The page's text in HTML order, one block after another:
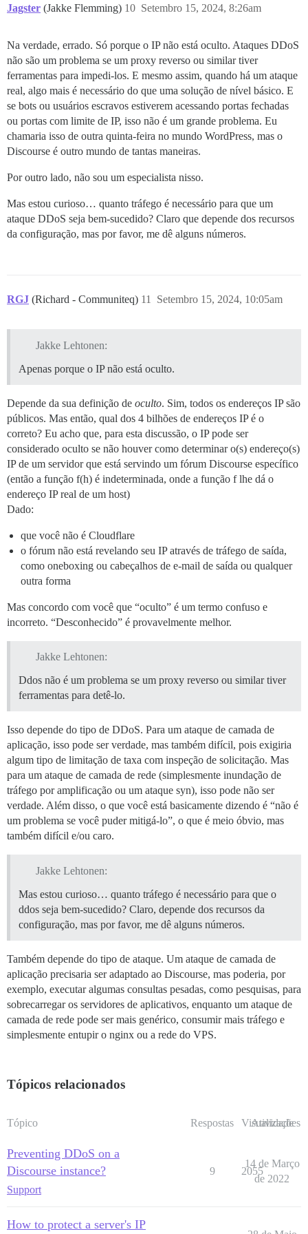
Jagster (Jakke Flemming) Setembro 15, 2024, 8:26am
10
Na verdade, errado. Só porque o IP não está oculto. Ataques DDoS
não são um problema se um proxy reverso ou similar tiver
ferramentas para impedi-los. E mesmo assim, quando há um ataque
real, algo mais é necessário do que uma solução de nível básico. E
se bots ou usuários escravos estiverem acessando portas fechadas
ou portas com limite de IP, isso não é um grande problema. Eu
chamaria isso de outra quinta-feira no mundo WordPress, mas o
Discourse é outro mundo de tantas maneiras.
Por outro lado, não sou um especialista nisso.
Mas estou curioso… quanto tráfego é necessário para que um
ataque DDoS seja bem-sucedido? Claro que depende dos recursos
da configuração, mas por favor, me dê alguns números.
RGJ (Richard - Communiteq) Setembro 15, 2024, 10:05am
11
Jakke Lehtonen:
Apenas porque o IP não está oculto.
Depende da sua definição de oculto. Sim, todos os endereços IP são
públicos. Mas então, qual dos 4 bilhões de endereços IP é o
correto? Eu acho que, para esta discussão, o IP pode ser
considerado oculto se não houver como determinar o(s) endereço(s)
IP de um servidor que está servindo um fórum Discourse específico
(então a função f(h) é indeterminada, onde a função f lhe dá o
endereço IP real de um host)
Dado:
que você não é Cloudflare
o fórum não está revelando seu IP através de tráfego de saída,
como oneboxing ou cabeçalhos de e-mail de saída ou qualquer
outra forma
Mas concordo com você que “oculto” é um termo confuso e
incorreto. “Desconhecido” é provavelmente melhor.
Jakke Lehtonen:
Ddos não é um problema se um proxy reverso ou similar tiver
ferramentas para detê-lo.
Isso depende do tipo de DDoS. Para um ataque de camada de
aplicação, isso pode ser verdade, mas também difícil, pois exigiria
algum tipo de limitação de taxa com inspeção de solicitação. Mas
para um ataque de camada de rede (simplesmente inundação de
tráfego por amplificação ou um ataque syn), isso pode não ser
verdade. Além disso, o que você está basicamente dizendo é “não é
um problema se você puder mitigá-lo”, o que é meio óbvio, mas
também difícil e/ou caro.
Jakke Lehtonen:
Mas estou curioso… quanto tráfego é necessário para que o
ddos seja bem-sucedido? Claro, depende dos recursos da
configuração, mas por favor, me dê alguns números.
Também depende do tipo de ataque. Um ataque de camada de
aplicação precisaria ser adaptado ao Discourse, mas poderia, por
exemplo, executar algumas consultas pesadas, como pesquisas, para
sobrecarregar os servidores de aplicativos, enquanto um ataque de
camada de rede pode ser mais genérico, consumir mais tráfego e
simplesmente entupir o nginx ou a rede do VPS.
Tópicos relacionados
Tópico Respostas Visualizações
Atividade
Preventing DDoS on a
Discourse instance?
Support
9 2055
14 de Março
de 2022
How to protect a server's IP